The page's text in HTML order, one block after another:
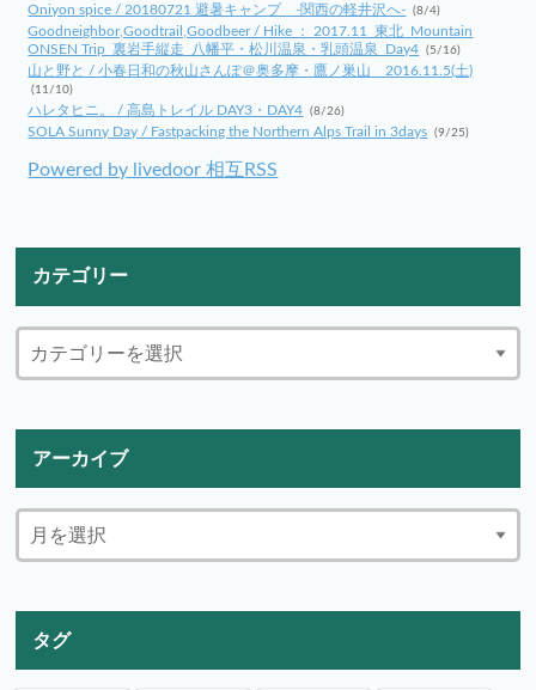
Oniyon spice / 20180721 避暑キャンプ -関西の軽井沢へ- (8/4)
Goodneighbor,Goodtrail,Goodbeer / Hike ： 2017.11_東北_Mountain
ONSEN Trip_裏岩手縦走_八幡平・松川温泉・乳頭温泉_Day4 (5/16)
山と野と / 小春日和の秋山さんぽ＠奥多摩・鷹ノ巣山 2016.11.5(土)
(11/10)
ハレタヒニ。 / 高島トレイル DAY3・DAY4 (8/26)
SOLA Sunny Day / Fastpacking the Northern Alps Trail in 3days (9/25)
Powered by livedoor 相互RSS
カテゴリー
アーカイブ
タグ